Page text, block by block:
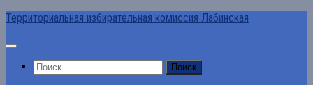
Перейти
содержимому
Территориальная избирательная комиссия Лабинская
Найти: